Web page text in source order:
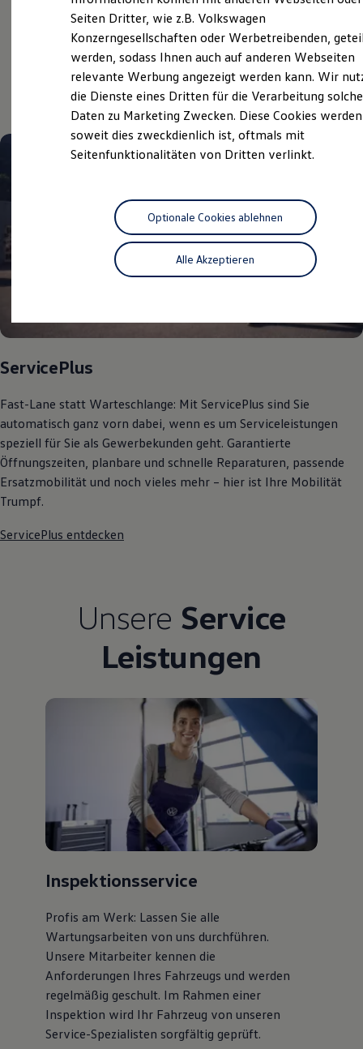
Kontrollleuchten
Kurzfahrprofile und Ölverdünnung
Batterieverordnung
XTL-Dieselkraftstoff
Ersatzteile und Betriebsflüssigkeiten
Original Zubehör und Lifestyle Produkte
myVolkswagen
myVolkswagen Business
Elektrisch & Autonom
Unser Ansatz
Reichweitensimulator
Ladezeitensimulator
Ladelösungen für Privatkunden
Ladelösungen für Gewerbekunden
Wallbox und Ladekabel
Bidirektionales Laden
Fördermöglichkeiten für Gewerbekunden
Kostensimulator
Mehr zum ID. Buzz
California Club
California Magazin & Ratgeber
Vanlife
Ratgeber
Routen & Reisen
California Reisen & Erlebnisse
Marke
Nachhaltigkeit
Kunden
Gesellschaft
Natur
75 Jahre Bulli Jubiläum
Bulli Magazin
Fahrzeugabholung ab Werk
Aktuelle Highlights
und Angebote
ServicePlus
Fast-Lane statt Warteschlange: Mit ServicePlus sind Sie
automatisch ganz vorn dabei, wenn es um Serviceleistungen
speziell für Sie als Gewerbekunden geht. Garantierte
Öffnungszeiten, planbare und schnelle Reparaturen, passende
Ersatzmobilität und noch vieles mehr – hier ist Ihre Mobilität
Trumpf.
ServicePlus entdecken
Unsere Service
Leistungen
Inspektionsservice
Profis am Werk: Lassen Sie alle
Wartungsarbeiten von uns durchführen.
Unsere Mitarbeiter kennen die
Anforderungen Ihres Fahrzeugs und werden
regelmäßig geschult. Im Rahmen einer
Inspektion wird Ihr Fahrzeug von unseren
Service-Spezialisten sorgfältig geprüft.
Seiten Dritter, wie z.B. Volkswagen
Konzerngesellschaften oder Werbetreibenden,
werden, sodass Ihnen auch auf anderen Webseiten
relevante Werbung angezeigt werden kann. Wir
die Dienste eines Dritten für die Verarbeitung
Daten zu Marketing Zwecken. Diese Cookies
soweit dies zweckdienlich ist, oftmals mit
Seitenfunktionalitäten von Dritten verlinkt.
Alle Akzeptieren
Optionale Cookies ablehnen